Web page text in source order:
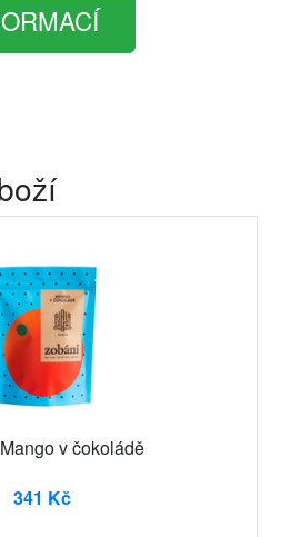
v čokoládě
341 Kč